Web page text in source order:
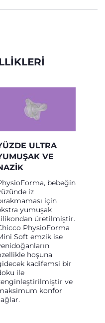
ULTRA
VE
bebeğin
iz
için
yumuşak
üretilmiştir.
PhysioForma
Soft emzik ise
hoşuna
kadifemsi bir
ile
ve
konfor